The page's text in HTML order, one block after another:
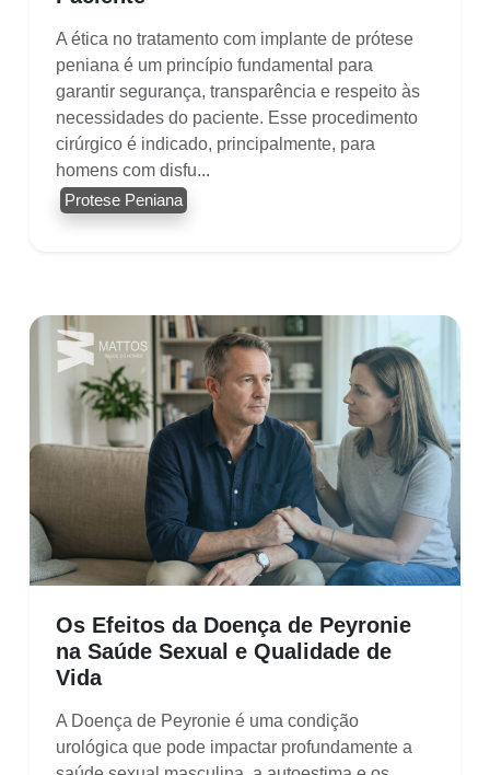
A ética no tratamento com implante de prótese
peniana é um princípio fundamental para
garantir segurança, transparência e respeito às
necessidades do paciente. Esse procedimento
cirúrgico é indicado, principalmente, para
homens com disfu...
Protese Peniana
Os Efeitos da Doença de Peyronie
na Saúde Sexual e Qualidade de
Vida
A Doença de Peyronie é uma condição
urológica que pode impactar profundamente a